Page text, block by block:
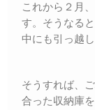
これから２月
す。そうなる
中にも引っ越
そうすれば、
合った収納庫